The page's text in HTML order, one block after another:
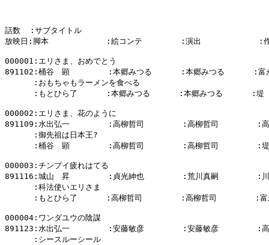
話数  :サブタイトル
放映日:脚本            :絵コンテ        :演出            :作
000001:エリさま、おめでとう
891102:桶谷　顕        :本郷みつる      :本郷みつる      :富
      :おもちゃもラーメンを食べる
:もとひら了      :本郷みつる      :本郷みつる      :堤
000002:エリさま、花のように
891109:水出弘一        :高柳哲司        :高柳哲司        :高
      :御先祖は日本王?
:桶谷　顕        :高柳哲司        :高柳哲司        :堤
000003:チンプイ疲れはてる
891116:城山　昇        :貞光紳也        :荒川真嗣        :川
      :科法使いエリさま
:もとひら了      :高柳哲司        :高柳哲司        :富
000004:ワンダユウの陰謀
891123:水出弘一        :安藤敏彦        :安藤敏彦        :高
      :シースルーシール